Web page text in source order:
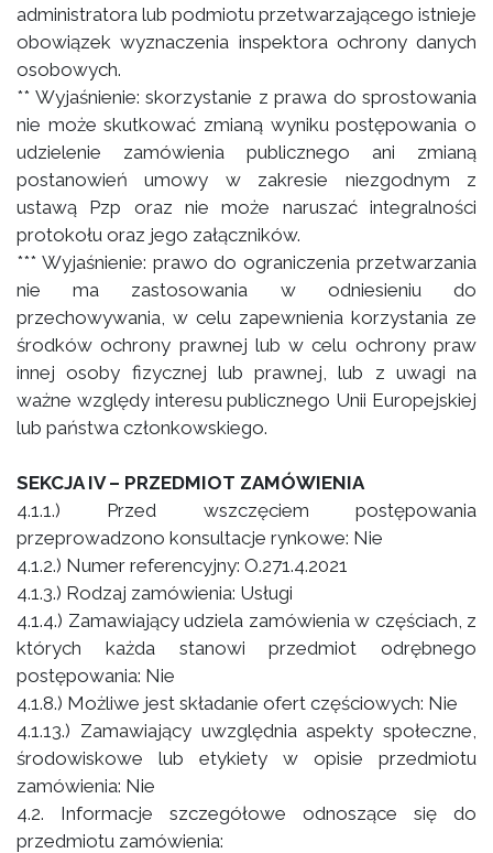
administratora lub podmiotu przetwarzającego istnieje
obowiązek wyznaczenia inspektora ochrony danych
osobowych.
** Wyjaśnienie: skorzystanie z prawa do sprostowania
nie może skutkować zmianą wyniku postępowania o
udzielenie zamówienia publicznego ani zmianą
postanowień umowy w zakresie niezgodnym z
ustawą Pzp oraz nie może naruszać integralności
protokołu oraz jego załączników.
*** Wyjaśnienie: prawo do ograniczenia przetwarzania
nie ma zastosowania w odniesieniu do
przechowywania, w celu zapewnienia korzystania ze
środków ochrony prawnej lub w celu ochrony praw
innej osoby fizycznej lub prawnej, lub z uwagi na
ważne względy interesu publicznego Unii Europejskiej
lub państwa członkowskiego.
SEKCJA IV – PRZEDMIOT ZAMÓWIENIA
4.1.1.) Przed wszczęciem postępowania
przeprowadzono konsultacje rynkowe: Nie
4.1.2.) Numer referencyjny: O.271.4.2021
4.1.3.) Rodzaj zamówienia: Usługi
4.1.4.) Zamawiający udziela zamówienia w częściach, z
których każda stanowi przedmiot odrębnego
postępowania: Nie
4.1.8.) Możliwe jest składanie ofert częściowych: Nie
4.1.13.) Zamawiający uwzględnia aspekty społeczne,
środowiskowe lub etykiety w opisie przedmiotu
zamówienia: Nie
4.2. Informacje szczegółowe odnoszące się do
przedmiotu zamówienia: